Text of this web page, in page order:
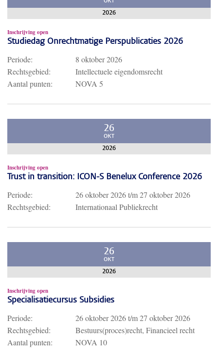
2026
Inschrijving open
Studiedag Onrechtmatige Perspublicaties 2026
Periode:
8 oktober 2026
Rechtsgebied:
Intellectuele eigendomsrecht
Aantal punten:
NOVA 5
26
OKT
2026
Inschrijving open
Trust in transition: ICON-S Benelux Conference 2026
Periode: 26 oktober 2026t/m27 oktober 2026
Rechtsgebied:
Internationaal Publiekrecht
26
OKT
2026
Inschrijving open
Specialisatiecursus Subsidies
Periode: 26 oktober 2026t/m27 oktober 2026
Rechtsgebied:
Bestuurs(proces)recht, Financieel recht
Aantal punten:
NOVA 10